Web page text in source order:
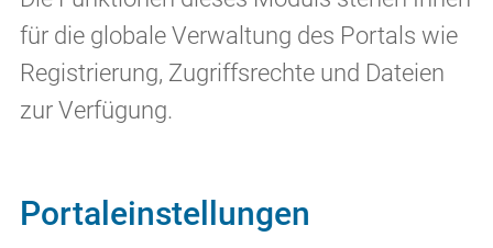
für die globale Verwaltung des Portals wie
Registrierung, Zugriffsrechte und Dateien
zur Verfügung.
Portaleinstellungen